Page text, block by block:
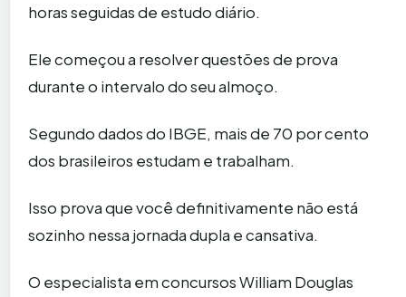
horas seguidas de estudo diário.
Ele começou a resolver questões de prova
durante o intervalo do seu almoço.
Segundo dados do IBGE, mais de 70 por cento
dos brasileiros estudam e trabalham.
Isso prova que você definitivamente não está
sozinho nessa jornada dupla e cansativa.
O especialista em concursos William Douglas